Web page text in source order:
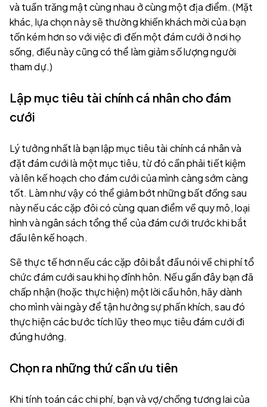
và tuần trăng mật cùng nhau ở cùng một địa điểm. (Mặt
khác, lựa chọn này sẽ thường khiến khách mời của bạn
tốn kém hơn so với việc đi đến một đám cưới ở nơi họ
sống, điều này cũng có thể làm giảm số lượng người
tham dự.)
Lập mục tiêu tài chính cá nhân cho đám
cưới
Lý tưởng nhất là bạn lập mục tiêu tài chính cá nhân và
đặt đám cưới là một mục tiêu, từ đó cần phải tiết kiệm
và lên kế hoạch cho đám cưới của mình càng sớm càng
tốt. Làm như vậy có thể giảm bớt những bất đồng sau
này nếu các cặp đôi có cùng quan điểm về quy mô, loại
hình và ngân sách tổng thể của đám cưới trước khi bắt
đầu lên kế hoạch.
Sẽ thực tế hơn nếu các cặp đôi bắt đầu nói về chi phí tổ
chức đám cưới sau khi họ đính hôn. Nếu gần đây bạn đã
chấp nhận (hoặc thực hiện) một lời cầu hôn, hãy dành
cho mình vài ngày để tận hưởng sự phấn khích, sau đó
thực hiện các bước tích lũy theo mục tiêu đám cưới đi
đúng hướng.
Chọn ra những thứ cần ưu tiên
Khi tính toán các chi phí, bạn và vợ/chồng tương lai của